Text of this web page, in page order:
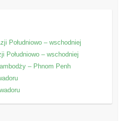
Południowo – wschodniej
Południowo – wschodniej
– Phnom Penh